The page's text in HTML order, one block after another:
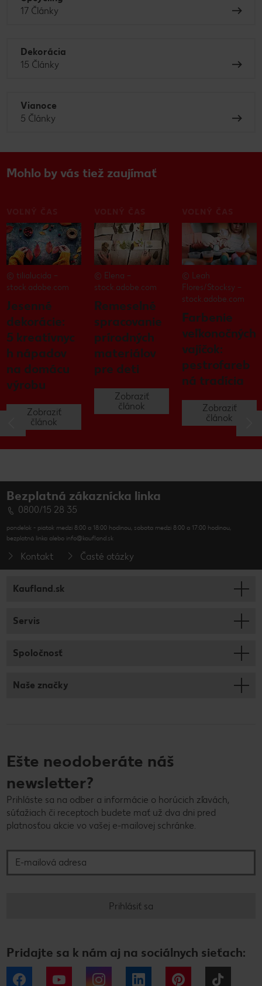
17 Články
Dekorácia
15 Články
Vianoce
5 Články
Mohlo by vás tiež zaujímať
© tilialucida –
stock.adobe.com
Jesenné
dekorácie:
5 kreatívnyc
h nápadov
na domácu
výrobu
Zobraziť
článok
© Elena –
stock.adobe.com
Remeselné
spracovanie
prírodných
materiálov
pre deti
Zobraziť
článok
© Leah
Flores/Stocksy –
stock.adobe.com
Farbenie
veľkonočných
vajíčok:
pestrofareb
ná tradícia
Zobraziť
článok
Bezplatná zákaznícka linka
0800/15 28 35
pondelok - piatok medzi 8:00 a 18:00 hodinou, sobota medzi 8:00 a 17:00 hodinou,
bezplatná linka alebo info@kaufland.sk
Kontakt Časté otázky
Kaufland.sk
Servis
Spoločnosť
Naše značky
Ešte neodoberáte náš
newsletter?
Prihláste sa na odber a informácie o horúcich zľavách,
súťažiach či receptoch budete mať už dva dni pred
platnosťou akcie vo vašej e-mailovej schránke.
Prihlásiť sa
Pridajte sa k nám aj na sociálnych sieťach:
Facebook YouTube Instagram LinkedIn Pinterest